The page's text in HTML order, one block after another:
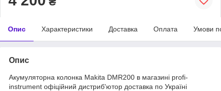
Опис Характеристики Доставка Оплата Умови
Опис
Акумуляторна колонка Makita DMR200 в магазині profi-
instrument офіційний дистриб'ютор доставка по Україні